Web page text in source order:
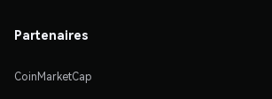
Partenaires
CoinMarketCap